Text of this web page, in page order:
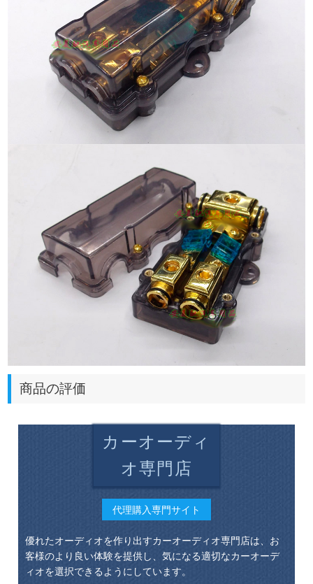
商品の評価
カーオーディ
オ専門店
代理購入専門サイト
優れたオーディオを作り出すカーオーディオ専門店は、お
客様のより良い体験を提供し、気になる適切なカーオーデ
ィオを選択できるようにしています。